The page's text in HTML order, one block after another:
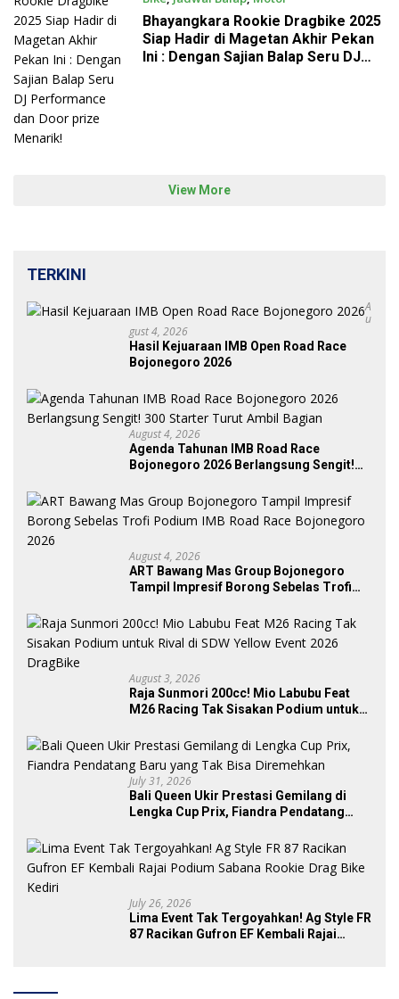
June 26, 2025
Bhayangkara Rookie Dragbike 2025
Siap Hadir di Magetan Akhir Pekan
Ini : Dengan Sajian Balap Seru DJ
View More
TERKINI
A
U
Gust 4, 2026
Hasil Kejuaraan IMB Open Road Race
Bojonegoro 2026
August 4, 2026
Agenda Tahunan IMB Road Race
Bojonegoro 2026 Berlangsung Sengit!
August 4, 2026
ART Bawang Mas Group Bojonegoro
Tampil Impresif Borong Sebelas Trofi
2026
August 3, 2026
Raja Sunmori 200cc! Mio Labubu Feat
M26 Racing Tak Sisakan Podium untuk
July 31, 2026
Bali Queen Ukir Prestasi Gemilang di
Lengka Cup Prix, Fiandra Pendatang
July 26, 2026
Lima Event Tak Tergoyahkan! Ag Style FR
87 Racikan Gufron EF Kembali Rajai